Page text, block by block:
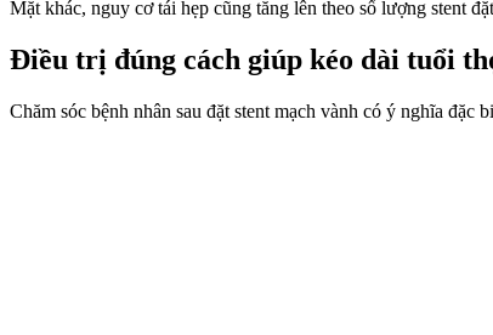
Mặt khác, nguy cơ tái hẹp cũng tăng lên theo số lượng stent
Điều trị đúng cách giúp kéo dài tuổi
Chăm sóc bệnh nhân sau đặt stent mạch vành có ý nghĩa